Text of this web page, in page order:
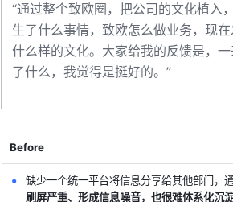
“通过整个致欧圈，把公司的文化植入
生了什么事情，致欧怎么做业务，现
什么样的文化。大家给我的反馈是，一
了什么，我觉得是挺好的。”
Before
缺少一个统一平台将信息分享给其他部门，
刷屏严重、形成信息噪音，也很难体系化沉